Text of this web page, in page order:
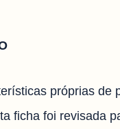
próprias de
ficha foi revisada